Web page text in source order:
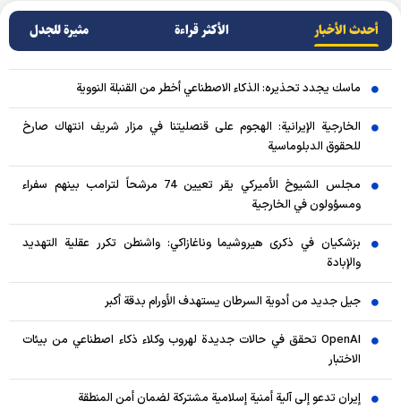
أحدث الأخبار الأکثر قراءة مثيرة للجدل
ماسك يجدد تحذيره: الذكاء الاصطناعي أخطر من القنبلة النووية
الخارجية الإيرانية: الهجوم على قنصليتنا في مزار شريف انتهاك صارخ
للحقوق الدبلوماسية
مجلس الشيوخ الأميركي يقر تعيين 74 مرشحاً لترامب بينهم سفراء
ومسؤولون في الخارجية
بزشكيان في ذكرى هيروشيما وناغازاكي: واشنطن تكرر عقلية التهديد
والإبادة
جيل جديد من أدوية السرطان يستهدف الأورام بدقة أكبر
OpenAI تحقق في حالات جديدة لهروب وكلاء ذكاء اصطناعي من بيئات
الاختبار
إيران تدعو إلى آلية أمنية إسلامية مشتركة لضمان أمن المنطقة